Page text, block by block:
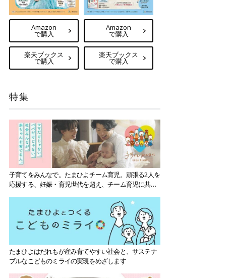
Amazon
で購入
楽天ブックス
で購入
Amazon
で購入
楽天ブックス
で購入
特集
子育てをみんなで。たまひよチーム育児。頑張る2人を
応援する、妊娠・育児世代を超え、チーム育児に共感
たまひよはだれもが産み育てやすい社会と、サステナ
ブルなこどものミライの実現をめざします